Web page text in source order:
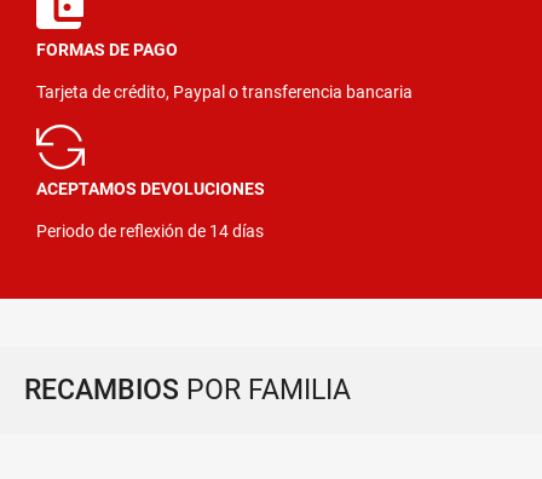
FORMAS DE PAGO
Tarjeta de crédito, Paypal o transferencia bancaria
ACEPTAMOS DEVOLUCIONES
Periodo de reflexión de 14 días
RECAMBIOS POR FAMILIA